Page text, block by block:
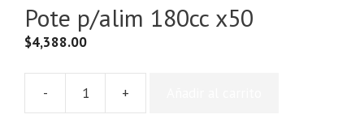
Pote p/alim 180cc x50
$4,388.00
- +